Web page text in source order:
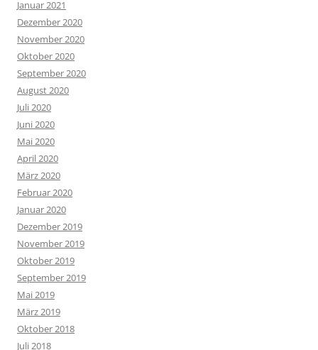
Januar 2021
Dezember 2020
November 2020
Oktober 2020
September 2020
August 2020
Juli 2020
Juni 2020
Mai 2020
April 2020
März 2020
Februar 2020
Januar 2020
Dezember 2019
November 2019
Oktober 2019
September 2019
Mai 2019
März 2019
Oktober 2018
Juli 2018